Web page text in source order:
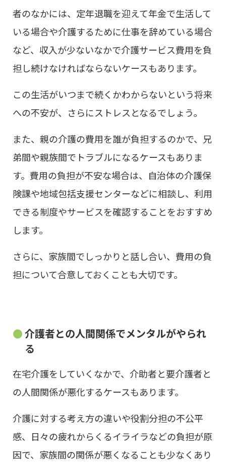
者のなかには、定年退職を迎えて年金で生活して
いる場合や介護するために仕事を辞めている場合
など、収入が少ないなかで介護サービス費用を負
担し続けなければならないケースもあります。
この生活がいつまで続くかわからないという将来
への不安が、さらにストレスとなるでしょう。
また、親の介護の費用を誰が負担するのかで、兄
弟間や親族間でトラブルになるケースもありま
す。費用の負担が不安な場合は、自治体の介護保
険課や地域包括支援センターなどに相談し、利用
できる制度やサービスを確認することをおすすめ
します。
さらに、家族間でしっかりと話し合い、費用の負
担について合意しておくことも大切です。
介護者との人間関係でメンタルがやられ
る
在宅介護をしていくなかで、介助者と要介護者と
の人間関係が悪化するケースもあります。
介護に対する考え方の違いや役割分担の不公平
感、日々の疲れからくるイライラなどの負担が原
因で、家族間の関係が悪くなることも少なくあり